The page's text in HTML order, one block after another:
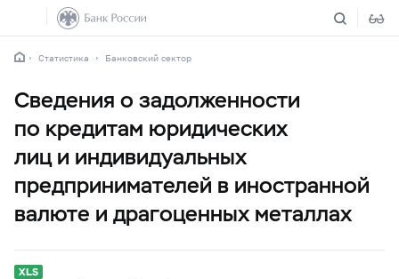
Статистика Банковский сектор
Сведения о задолженности
по кредитам юридических
лиц и индивидуальных
предпринимателей в иностранной
валюте и драгоценных металлах